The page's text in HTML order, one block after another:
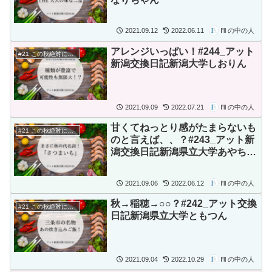
2021.09.12 2022.06.11 I'll の中の人
#21 この秋絶対に食べたいもの
アレンジいっぱい！#244_アット
新潟交換日記新潟大学しおりん
2021.09.09 2022.07.21 I'll の中の人
#21 この秋絶対に食べたいもの
甘くてねっとり感がたまらないも
のと言えば、、？#243_アット新
潟交換日記新潟県立大学あやちゃ
2021.09.06 2022.06.12 I'll の中の人
#21 この秋絶対に食べたいもの
秋→稲穂→○○？#242_アット交換
日記新潟県立大学ともつん
2021.09.04 2022.10.29 I'll の中の人